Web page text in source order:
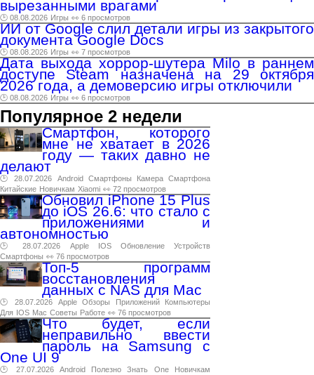
вырезанными врагами
🕑 08.08.2026 Игры 👀 6 просмотров
ИИ от Google слил детали игры из закрытого
документа Google Docs
🕑 08.08.2026 Игры 👀 7 просмотров
Дата выхода хоррор-шутера Milo в раннем
доступе Steam назначена на 29 октября
2026 года, а демоверсию игры отключили
🕑 08.08.2026 Игры 👀 6 просмотров
Популярное 2 недели
Смартфон, которого
мне не хватает в 2026
году — таких давно не
делают
🕑 28.07.2026 Android Смартфоны Камера Смартфона
Китайские Новичкам Xiaomi 👀 72 просмотров
Обновил iPhone 15 Plus
до iOS 26.6: что стало с
приложениями и
автономностью
🕑 28.07.2026 Apple IOS Обновление
Устройств
Смартфоны 👀 76 просмотров
Топ-5 программ
восстановления
данных с NAS для Mac
🕑 28.07.2026 Apple Обзоры Приложений
Компьютеры
Для IOS Mac Советы Работе 👀 76 просмотров
Что будет, если
неправильно ввести
пароль на Samsung с
One UI 9
🕑 27.07.2026 Android Полезно Знать One
Новичкам